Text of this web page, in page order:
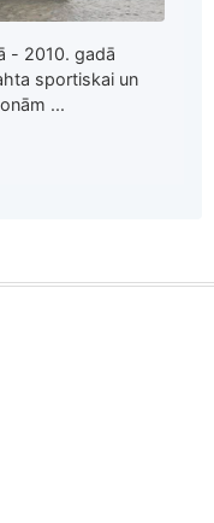
- 2010. gadā
sportiskai un
...